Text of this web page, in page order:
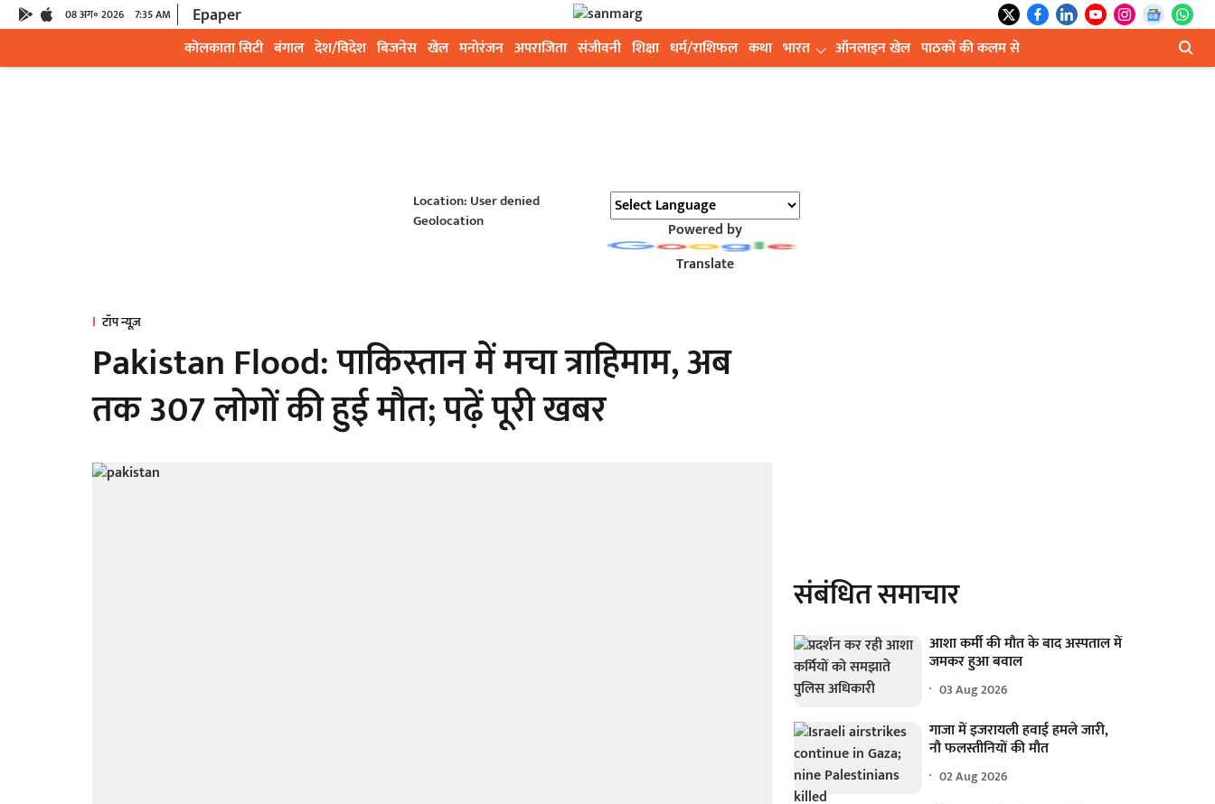
08 अग॰ 2026 7:35 AM Epaper
कोलकाता सिटी बंगाल देश/विदेश बिजनेस खेल मनोरंजन अपराजिता संजीवनी शिक्षा धर्म/राशिफल कथा भारत ऑनलाइन खेल पाठकों की कलम से
Location: User denied
Geolocation
Powered by
Translate
टॉप न्यूज़
Pakistan Flood: पाकिस्तान में मचा त्राहिमाम, अब
तक 307 लोगों की हुई मौत; पढ़ें पूरी खबर
संबंधित समाचार
आशा कर्मी की मौत के बाद अस्पताल में
जमकर हुआ बवाल
03 Aug 2026
गाजा में इजरायली हवाई हमले जारी,
नौ फलस्तीनियों की मौत
02 Aug 2026